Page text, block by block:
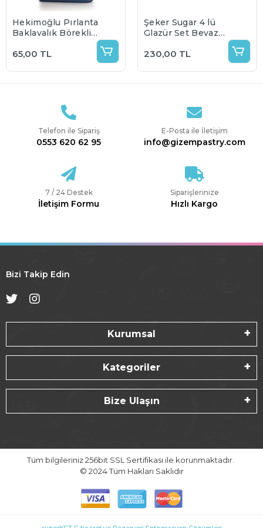
Hekimoğlu Pırlanta
Baklavalık Böreklik
Pakette
65,00 TL
Şeker Sugar 4 lü
Glazür Set Beyaz
230,00 TL
Telefon ile Sipariş
0553 620 62 95
E-Posta ile İletişim
info@gizempastry.com
7 / 24 Destek
İletişim Formu
Siparişlerinize
Hızlı Kargo
Bizi Takip Edin
Kurumsal
Kategoriler
Bize Ulaşın
Tüm bilgileriniz 256bit SSL Sertifikası ile korunmaktadır.
© 2024Tüm Hakları Saklıdır